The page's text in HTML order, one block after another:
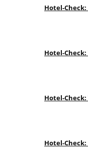
Hotel-
Hotel-
Hotel-Check:
Hotel-Check: